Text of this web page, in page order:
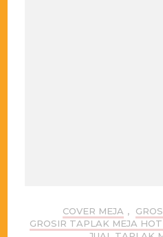
COVER MEJA ,
GROSIR TAPLAK MEJA